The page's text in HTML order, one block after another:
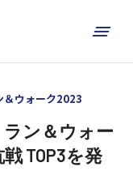
ラン＆ウォー
TOP3を発
＆ウォーク2023